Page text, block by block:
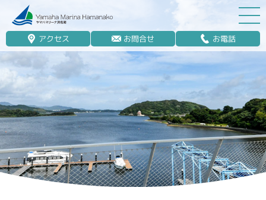
アクセス お問合せ お電話
マリーナ案内
船舶免許
マリンレジャー
マリーナステイ
レンタルボート
ボート販売